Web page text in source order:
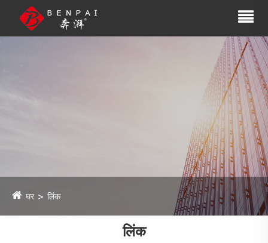
घर लिंक
लिंक